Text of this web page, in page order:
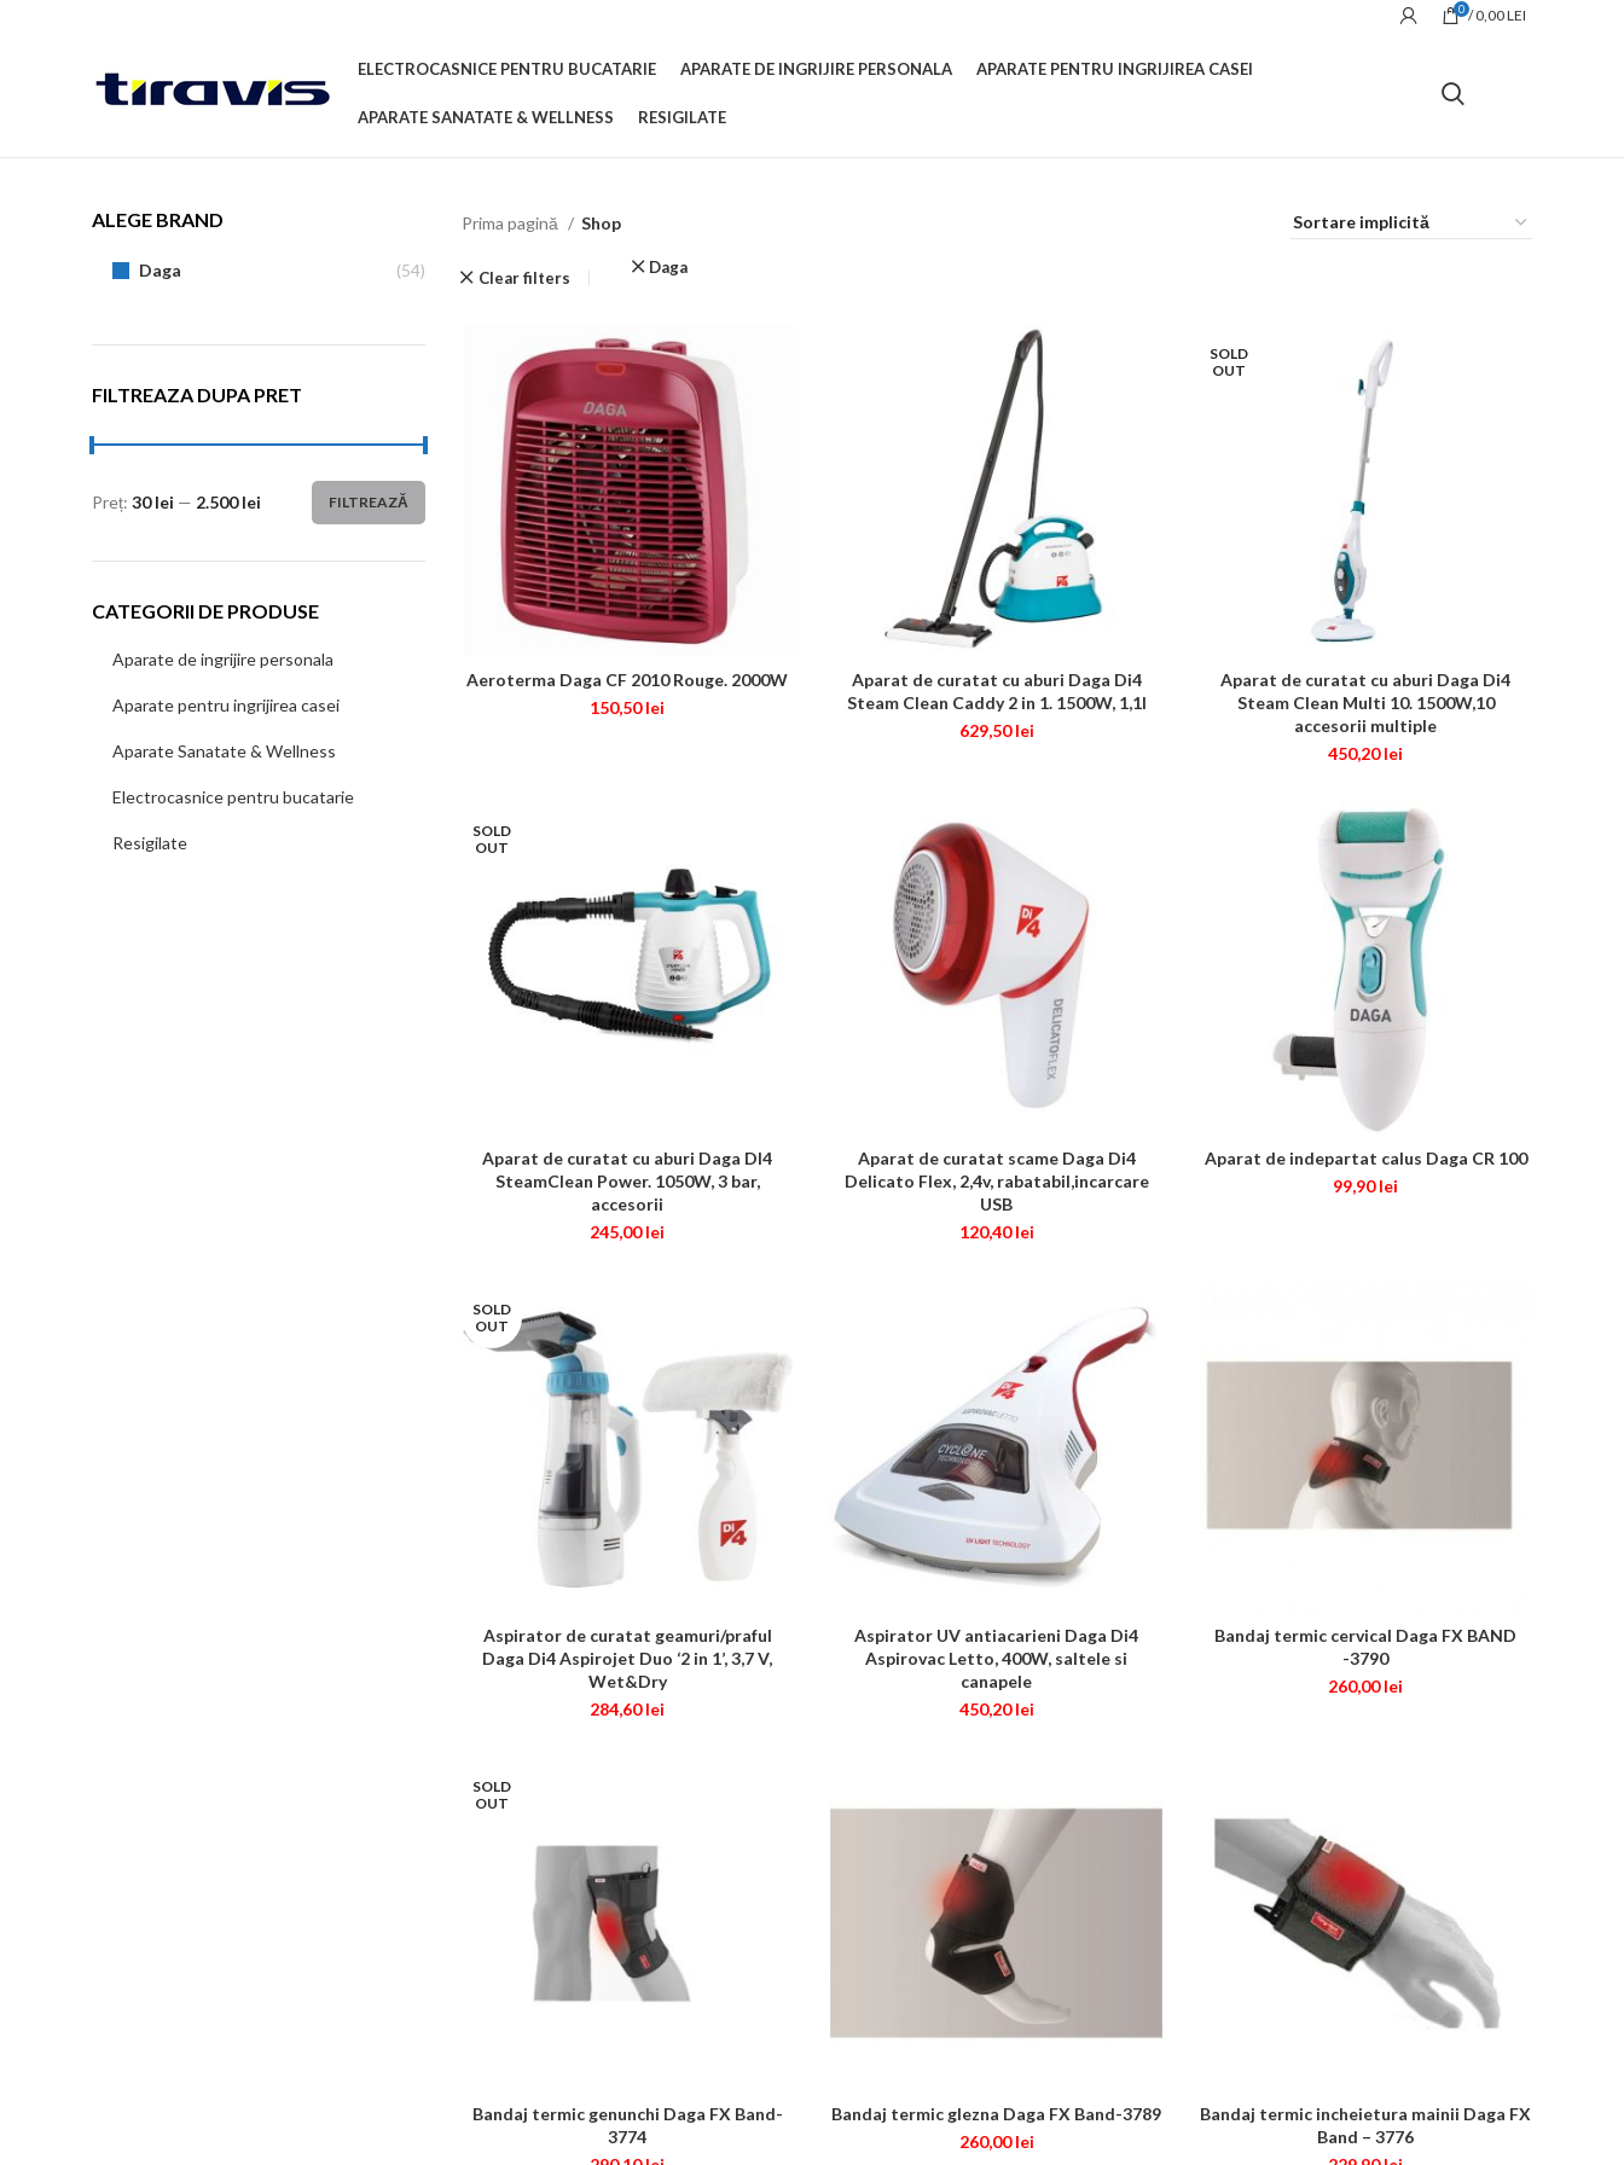
0 / 0,00LEI
ELECTROCASNICE PENTRU BUCATARIE APARATE DE INGRIJIRE PERSONALA APARATE PENTRU INGRIJIREA CASEI
APARATE SANATATE & WELLNESS RESIGILATE
ALEGE BRAND
Daga (54)
FILTREAZA DUPA PRET
FILTREAZĂ
Preț: 30 lei — 2.500 lei
CATEGORII DE PRODUSE
Aparate de ingrijire personala
Aparate pentru ingrijirea casei
Aparate Sanatate & Wellness
Electrocasnice pentru bucatarie
Resigilate
Prima pagină Shop
Clear filters
Daga
ADAUGĂ ÎN COȘ
Aeroterma Daga CF 2010 Rouge. 2000W
150,50lei
ADAUGĂ ÎN COȘ
Aparat de curatat cu aburi Daga Di4
Steam Clean Caddy 2 in 1. 1500W, 1,1l
629,50lei
SOLD
OUT
CITEȘTE MAI MULT
Aparat de curatat cu aburi Daga Di4
Steam Clean Multi 10. 1500W,10
accesorii multiple
450,20lei
SOLD
OUT
CITEȘTE MAI MULT
Aparat de curatat cu aburi Daga DI4
SteamClean Power. 1050W, 3 bar,
accesorii
245,00lei
ADAUGĂ ÎN COȘ
Aparat de curatat scame Daga Di4
Delicato Flex, 2,4v, rabatabil,incarcare
USB
120,40lei
ADAUGĂ ÎN COȘ
Aparat de indepartat calus Daga CR 100
99,90lei
SOLD
OUT
CITEȘTE MAI MULT
Aspirator de curatat geamuri/praful
Daga Di4 Aspirojet Duo ‘2 in 1’, 3,7 V,
Wet&Dry
284,60lei
ADAUGĂ ÎN COȘ
Aspirator UV antiacarieni Daga Di4
Aspirovac Letto, 400W, saltele si
canapele
450,20lei
ADAUGĂ ÎN COȘ
Bandaj termic cervical Daga FX BAND
-3790
260,00lei
SOLD
OUT
CITEȘTE MAI MULT
Bandaj termic genunchi Daga FX Band-
3774
ADAUGĂ ÎN COȘ
Bandaj termic glezna Daga FX Band-3789
260,00lei
ADAUGĂ ÎN COȘ
Bandaj termic incheietura mainii Daga FX
Band – 3776